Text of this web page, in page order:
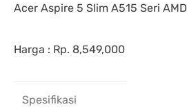
Acer Aspire 5 Slim A515 Seri AMD
Harga : Rp. 8,549,000
Spesifikasi